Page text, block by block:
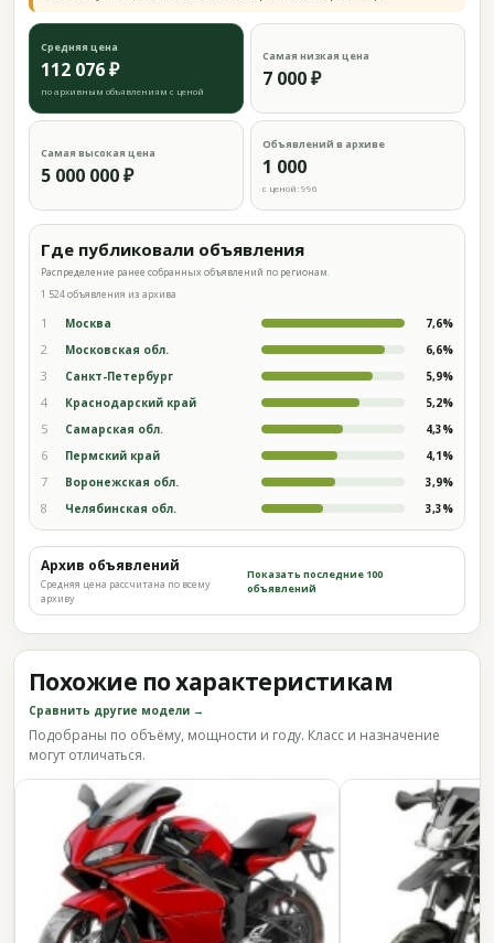
Средняя цена
112 076 ₽
по архивным объявлениям с ценой
Самая низкая цена
7 000 ₽
Самая высокая цена
5 000 000 ₽
Объявлений в архиве
1 000
с ценой: 996
Где публиковали объявления
Распределение ранее собранных объявлений по регионам.
1 524 объявления из архива
1 Москва 7,6%
2 Московская обл. 6,6%
3 Санкт-Петербург 5,9%
4 Краснодарский край 5,2%
5 Самарская обл. 4,3%
6 Пермский край 4,1%
7 Воронежская обл. 3,9%
8 Челябинская обл. 3,3%
Архив объявлений
Средняя цена рассчитана по всему
архиву
Показать последние 100
объявлений
Похожие по характеристикам
Сравнить другие модели →
Подобраны по объёму, мощности и году. Класс и назначение
могут отличаться.